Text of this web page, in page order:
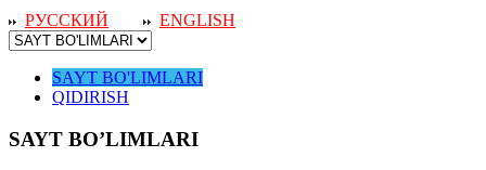
РУССКИЙ
ENGLISH
SAYT BO'LIMLARI
QIDIRISH
SAYT BO’LIMLARI